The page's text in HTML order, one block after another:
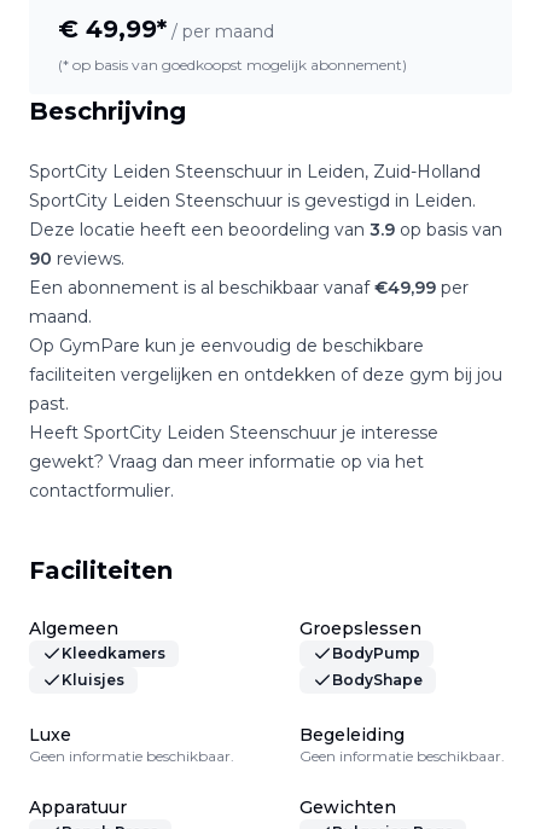
Beschrijving
SportCity Leiden Steenschuur in Leiden, Zuid-Holland
SportCity Leiden Steenschuur is gevestigd in Leiden.
Deze locatie heeft een beoordeling van 3.9 op basis van
90 reviews.
Een abonnement is al beschikbaar vanaf€49,99 per
maand.
Op GymPare kun je eenvoudig de beschikbare
faciliteiten vergelijken en ontdekken of deze gym bij jou
past.
Heeft SportCity Leiden Steenschuur je interesse
gewekt? Vraag dan meer informatie op via het
contactformulier.
Faciliteiten
Algemeen
Kleedkamers
Kluisjes
Groepslessen
BodyPump
BodyShape
Luxe
Geen informatie beschikbaar.
Begeleiding
Geen informatie beschikbaar.
Apparatuur Gewichten
€ 49,99* / per maand
(* op basis van goedkoopst mogelijk abonnement)